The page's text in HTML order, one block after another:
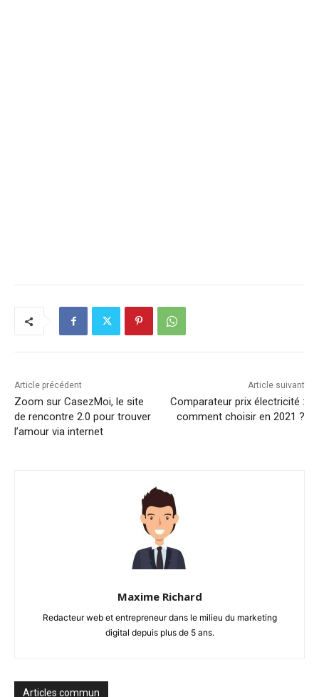
Article précédent
Zoom sur CasezMoi, le site
de rencontre 2.0 pour trouver
l’amour via internet
Article suivant
Comparateur prix électricité :
comment choisir en 2021 ?
Maxime Richard
Redacteur web et entrepreneur dans le milieu du marketing
digital depuis plus de 5 ans.
Articles commun